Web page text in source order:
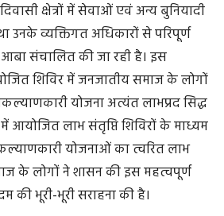
क्षेत्रों में सेवाओं एवं अन्य बुनियादी
उनके व्यक्तिगत अधिकारों से परिपूर्ण
संचालित की जा रही है। इस
शिविर में जनजातीय समाज के लोगों
योजना अत्यंत लाभप्रद सिद्ध
आयोजित लाभ संतृप्ति शिविरों के माध्यम
योजनाओं का त्वरित लाभ
के लोगों ने शासन की इस महत्वपूर्ण
भूरी-भूरी सराहना की है।